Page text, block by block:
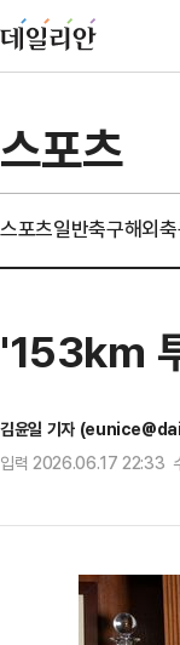
스포츠
스포츠일반축구해외
'153km
김윤일 기자
입력 2026.06.17 22:33